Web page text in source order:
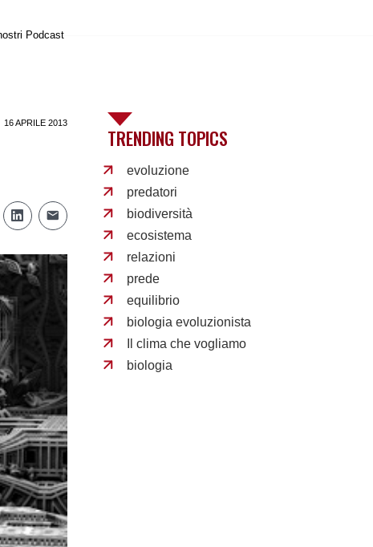
Podcast
16 APRILE 2013
TRENDING TOPICS
evoluzione
predatori
biodiversità
ecosistema
relazioni
prede
equilibrio
biologia evoluzionista
Il clima che vogliamo
biologia